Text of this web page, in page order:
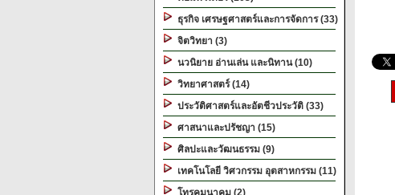
ธุรกิจ เศรษฐศาสตร์และการจัดการ (33)
จิตวิทยา (3)
นวนิยาย อ่านเล่น และนิทาน (10)
วิทยาศาสตร์ (14)
ประวัติศาสตร์และอัตชีวประวัติ (33)
ศาสนาและปรัชญา (15)
ศิลปะและวัฒนธรรม (9)
เทคโนโลยี วิศวกรรม อุตสาหกรรม (11)
โทรคมนาคม (2)